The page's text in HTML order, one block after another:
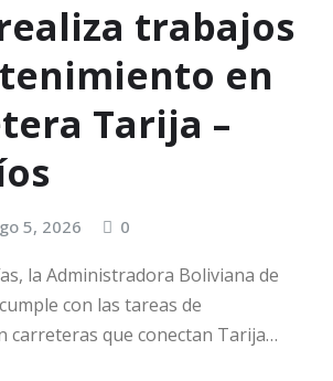
realiza trabajos
en
Tarija –
5, 2026 0
la Administradora Boliviana de
con las tareas de
carreteras que conectan Tarija…